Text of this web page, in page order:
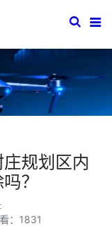
规划区内
？
：1831